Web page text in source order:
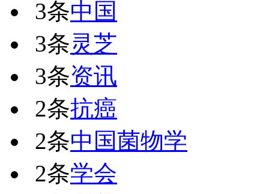
3条中国
3条灵芝
3条资讯
2条抗癌
2条中国菌物学
2条学会